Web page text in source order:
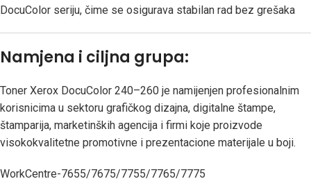
DocuColor seriju, čime se osigurava stabilan rad bez grešaka
Namjena i ciljna grupa:
Toner Xerox DocuColor 240–260 je namijenjen profesionalnim
korisnicima u sektoru grafičkog dizajna, digitalne štampe,
štamparija, marketinških agencija i firmi koje proizvode
visokokvalitetne promotivne i prezentacione materijale u boji.
WorkCentre-7655/7675/7755/7765/7775